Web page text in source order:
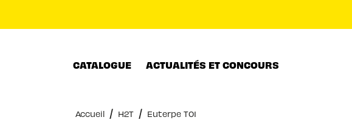
CATALOGUE ACTUALITÉS ET CONCOURS
Accueil / H2T / Euterpe T01